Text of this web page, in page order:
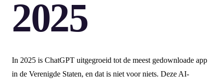
2025
In 2025 is ChatGPT uitgegroeid tot de meest gedownloade app
in de Verenigde Staten, en dat is niet voor niets. Deze AI-